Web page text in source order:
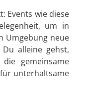
Events wie diese
um in
Umgebung neue
alleine gehst,
gemeinsame
unterhaltsame